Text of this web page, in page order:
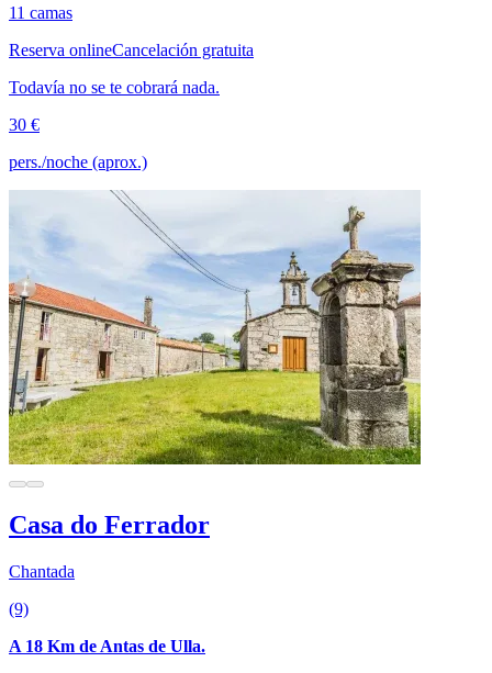
11 camas
Reserva onlineCancelación gratuita
Todavía no se te cobrará nada.
30 €
pers./noche (aprox.)
Casa do Ferrador
Chantada
(9)
A 18 Km de Antas de Ulla.